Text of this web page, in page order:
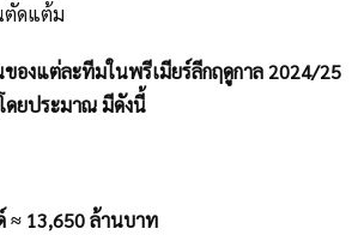
ตัดแต้ม
องแต่ละทีมในพรีเมียร์ลีกฤดูกาล 2024/25
ดยประมาณ มีดังนี้
≈ 13,650 ล้านบาท